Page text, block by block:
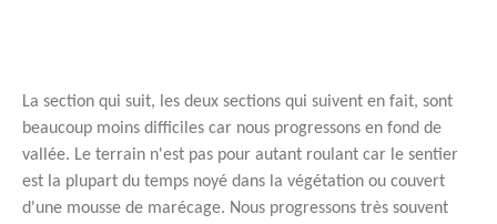
La section qui suit, les deux sections qui suivent en fait, sont
beaucoup moins difficiles car nous progressons en fond de
vallée. Le terrain n'est pas pour autant roulant car le sentier
est la plupart du temps noyé dans la végétation ou couvert
d'une mousse de marécage. Nous progressons très souvent